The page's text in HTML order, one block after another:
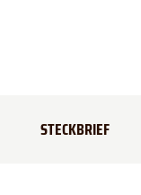
STECKBRIEF